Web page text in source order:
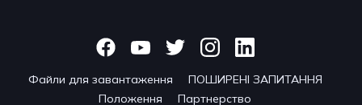
Файли для завантаження
ПОШИРЕНІ ЗАПИТАННЯ
Положення
Партнерство